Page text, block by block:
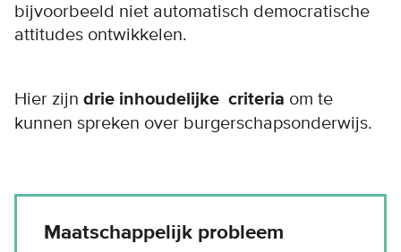
bijvoorbeeld niet automatisch democratische
attitudes ontwikkelen.
Hier zijn drie inhoudelijke criteria om te
kunnen spreken over burgerschapsonderwijs.
Maatschappelijk probleem